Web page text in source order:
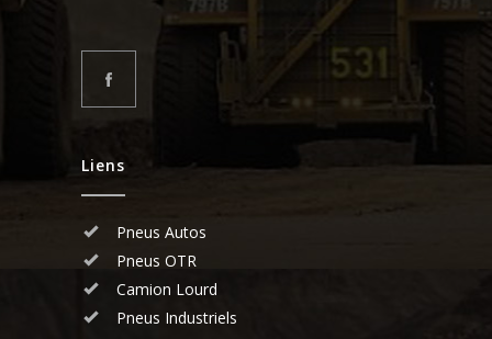
Liens
Pneus Autos
Pneus OTR
Camion Lourd
Pneus Industriels